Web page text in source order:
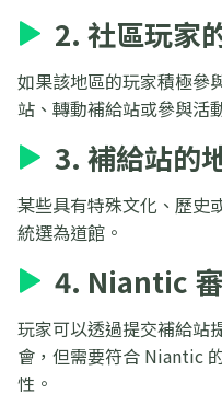
2. 社區玩家
如果該地區的玩家積極參
站、轉動補給站或參與活
3. 補給站的
某些具有特殊文化、歷史
統選為道館。
4. Niantic
玩家可以透過提交補給站
會，但需要符合 Niantic
性。